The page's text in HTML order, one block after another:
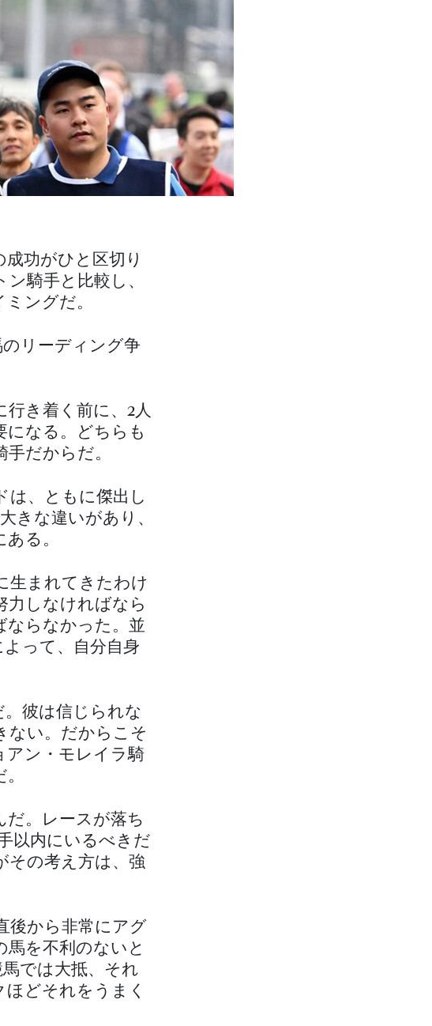
功がひと区切り
騎手と比較し、
ングだ。
リーディング争
き着く前に、2人
になる。どちらも
だからだ。
は、ともに傑出し
きな違いがあり、
る。
生まれてきたわけ
力しなければなら
ならなかった。並
って、自分自身
彼は信じられな
ない。だからこそ
アン・モレイラ騎
だ。レースが落ち
以内にいるべきだ
その考え方は、強
後から非常にアグ
馬を不利のないと
では大抵、それ
どそれをうまく